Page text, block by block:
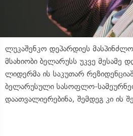
ლუკაშენკო დეპარდიეს
მსახიობი ბელარუსს უკვე მესამე
ლიდერმა ის საკუთარ
ბელარუსული სასოფლო-
დაათვალიერებინა, შემდეგ კი ის